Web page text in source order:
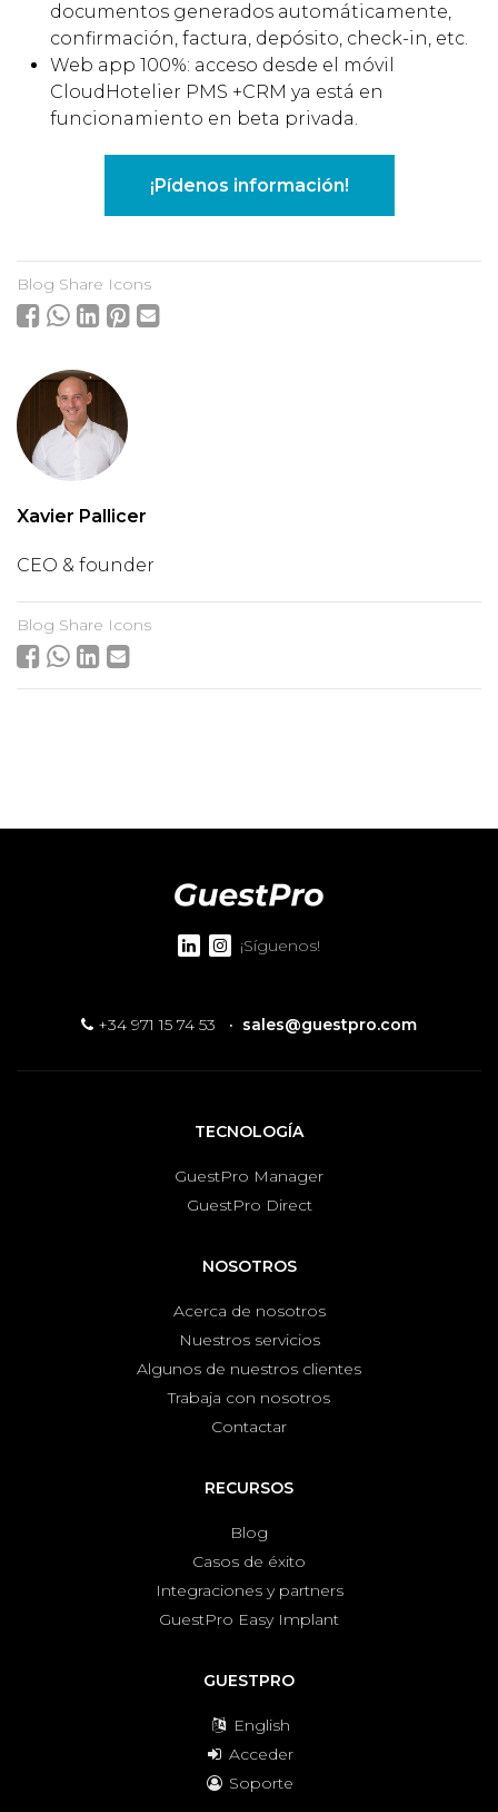
documentos generados automáticamente,
confirmación, factura, depósito, check-in, etc.
Web app 100%: acceso desde el móvil
CloudHotelier PMS +CRM ya está en
funcionamiento en beta privada.
¡Pídenos información!
Blog Share Icons
Xavier Pallicer
CEO & founder
Blog Share Icons
¡Síguenos!
+34 971 15 74 53 · sales@guestpro.com
TECNOLOGÍA
GuestPro Manager
GuestPro Direct
NOSOTROS
Acerca de nosotros
Nuestros servicios
Algunos de nuestros clientes
Trabaja con nosotros
Contactar
RECURSOS
Blog
Casos de éxito
Integraciones y partners
GuestPro Easy Implant
GUESTPRO
English
Acceder
Soporte